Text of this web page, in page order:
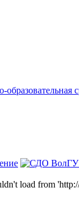
load from